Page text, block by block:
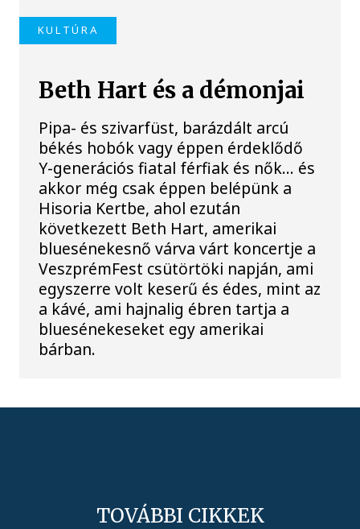
KULTÚRA
Beth Hart és a démonjai
Pipa- és szivarfüst, barázdált arcú
békés hobók vagy éppen érdeklődő
Y-generációs fiatal férfiak és nők… és
akkor még csak éppen belépünk a
Hisoria Kertbe, ahol ezután
következett Beth Hart, amerikai
bluesénekesnő várva várt koncertje a
VeszprémFest csütörtöki napján, ami
egyszerre volt keserű és édes, mint az
a kávé, ami hajnalig ébren tartja a
bluesénekeseket egy amerikai
bárban.
TOVÁBBI CIKKEK